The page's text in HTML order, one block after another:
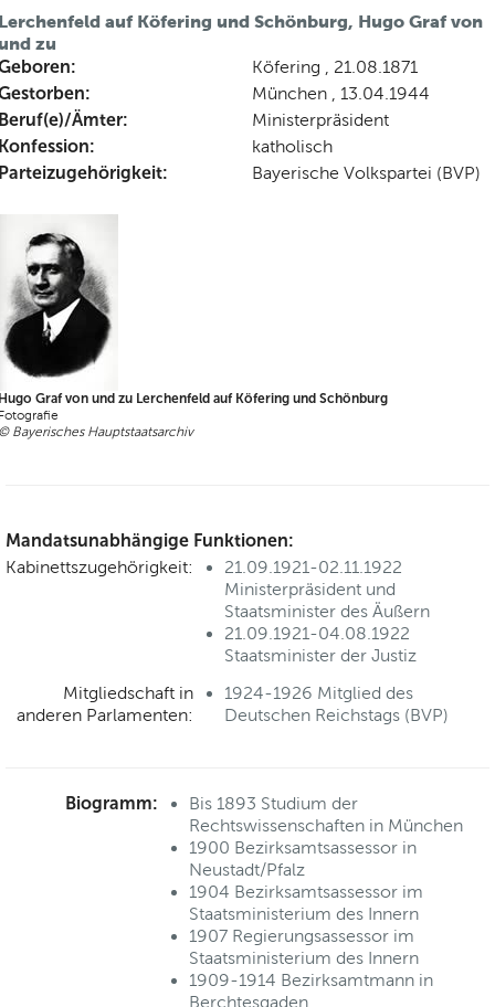
auf Köfering und Schönburg, Hugo Graf von
zu
Köfering , 21.08.1871
München , 13.04.1944
Ämter: Ministerpräsident
katholisch
Bayerische Volkspartei (BVP)
Graf von und zu Lerchenfeld auf Köfering und Schönburg
Bayerisches Hauptstaatsarchiv
Mandatsunabhängige Funktionen:
Kabinettszugehörigkeit:
21.09.1921-02.11.1922
Ministerpräsident und
Staatsminister des Äußern
21.09.1921-04.08.1922
Staatsminister der Justiz
Mitgliedschaft in
anderen Parlamenten:
1924-1926 Mitglied des
Deutschen Reichstags (BVP)
Biogramm:
Bis 1893 Studium der
Rechtswissenschaften in München
1900 Bezirksamtsassessor in
Neustadt/Pfalz
1904 Bezirksamtsassessor im
Staatsministerium des Innern
1907 Regierungsassessor im
Staatsministerium des Innern
1909-1914 Bezirksamtmann in
Berchtesgaden